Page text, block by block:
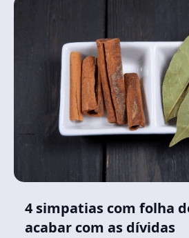
4 simpatias com folha
acabar com as dívidas